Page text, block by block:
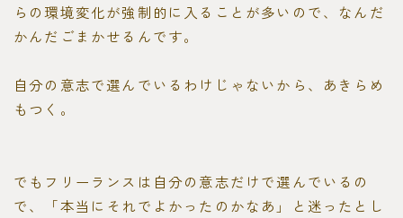
らの環境変化が強制的に入ることが多いので、なんだ
かんだごまかせるんです。
自分の意志で選んでいるわけじゃないから、あきらめ
もつく。
でもフリーランスは自分の意志だけで選んでいるの
で、「本当にそれでよかったのかなあ」と迷ったとし